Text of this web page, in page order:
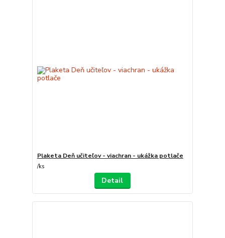
Plaketa Deň učiteľov - viachran - ukážka potlače
/ks
Detail